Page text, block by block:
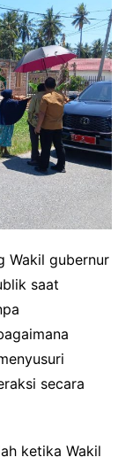
Wakil gubernur
saat
secara
ketika Wakil